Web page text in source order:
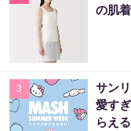
の肌
3
サン
愛す
らえ